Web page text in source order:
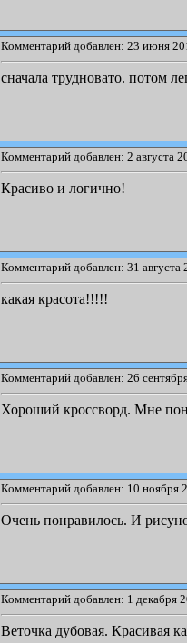
Комментарий добавлен: 23 июня
сначала трудновато. потом
Комментарий добавлен: 2 августа
Красиво и логично!
Комментарий добавлен: 31 августа
какая красота!!!!!
Комментарий добавлен: 26
Хороший кроссворд. Мне
Комментарий добавлен: 10 ноября
Очень понравилось. И
Комментарий добавлен: 1 декабря
Веточка дубовая. Красивая